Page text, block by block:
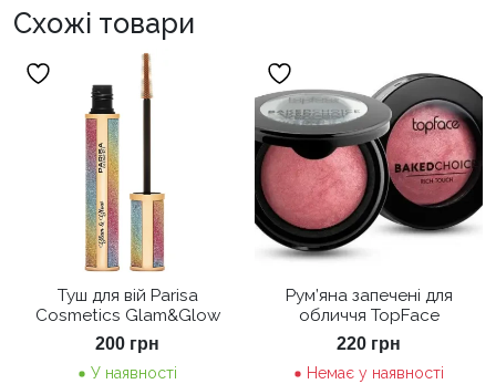
Схожі товари
Туш для вій Parisa
Cosmetics Glam&Glow
200 грн
У наявності
Рум’яна запечені для
обличчя TopFace
220 грн
Немає у наявності